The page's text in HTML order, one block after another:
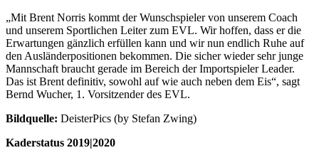
„Mit Brent Norris kommt der Wunschspieler von unserem Coach
und unserem Sportlichen Leiter zum EVL. Wir hoffen, dass er die
Erwartungen gänzlich erfüllen kann und wir nun endlich Ruhe auf
den Ausländerpositionen bekommen. Die sicher wieder sehr junge
Mannschaft braucht gerade im Bereich der Importspieler Leader.
Das ist Brent definitiv, sowohl auf wie auch neben dem Eis“, sagt
Bernd Wucher, 1. Vorsitzender des EVL.
Bildquelle: DeisterPics (by Stefan Zwing)
Kaderstatus 2019|2020